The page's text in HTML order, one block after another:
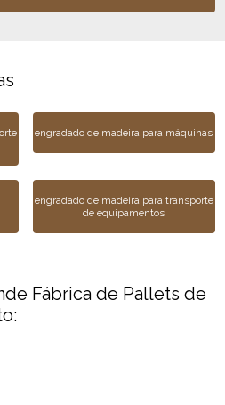
engradado de madeira para máquinas
engradado de madeira para transporte
de equipamentos
Fábrica de Pallets de